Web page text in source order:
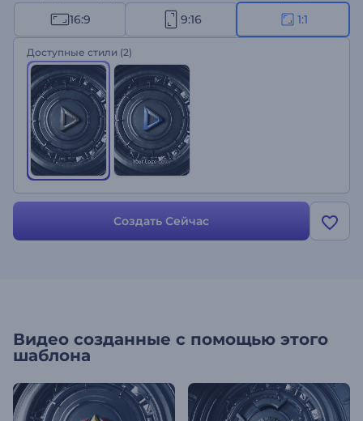
стильно и креативно. Загрузите свой логотип, введите слоган
компании и получите качественную анимацию логотипа всего
за пару кликов. Шаблон идеально подходит для оформления
промороликов для технологических компаний, презентации
бренда или продукта и других творческих проектов. Создайте
свою анимацию!
16:9 9:16 1:1
Доступные стили (2)
Создать Сейчас
Видео созданные с помощью этого
шаблона